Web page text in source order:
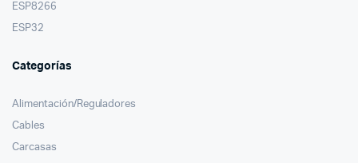
ESP8266
ESP32
Categorías
Alimentación/Reguladores
Cables
Carcasas